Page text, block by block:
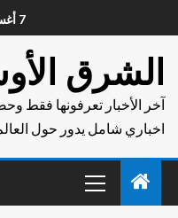
7 أغسطس، 2026
الشرق
آخر الأخبار تعرفونها فقط
اخباري شامل يدور حول